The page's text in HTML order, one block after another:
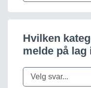
Hvilken
melde på lag
Velg svar...